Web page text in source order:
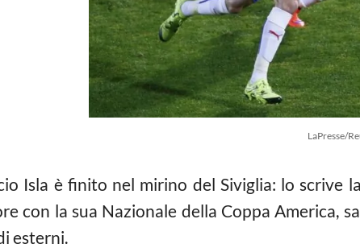
LaPresse/
Isla è finito nel mirino del Siviglia: lo scrive
con la sua Nazionale della Coppa America,
esterni.